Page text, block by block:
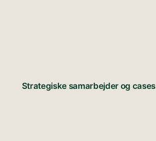
Strategiske samarbejder og cases